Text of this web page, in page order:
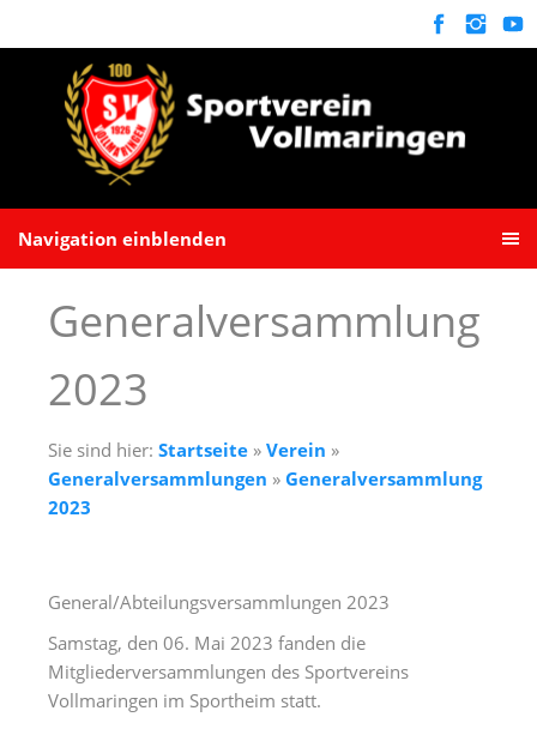
Navigation einblenden
Generalversammlung
2023
Sie sind hier: Startseite » Verein »
Generalversammlungen » Generalversammlung
2023
General/Abteilungsversammlungen 2023
Samstag, den 06. Mai 2023 fanden die
Mitgliederversammlungen des Sportvereins
Vollmaringen im Sportheim statt.